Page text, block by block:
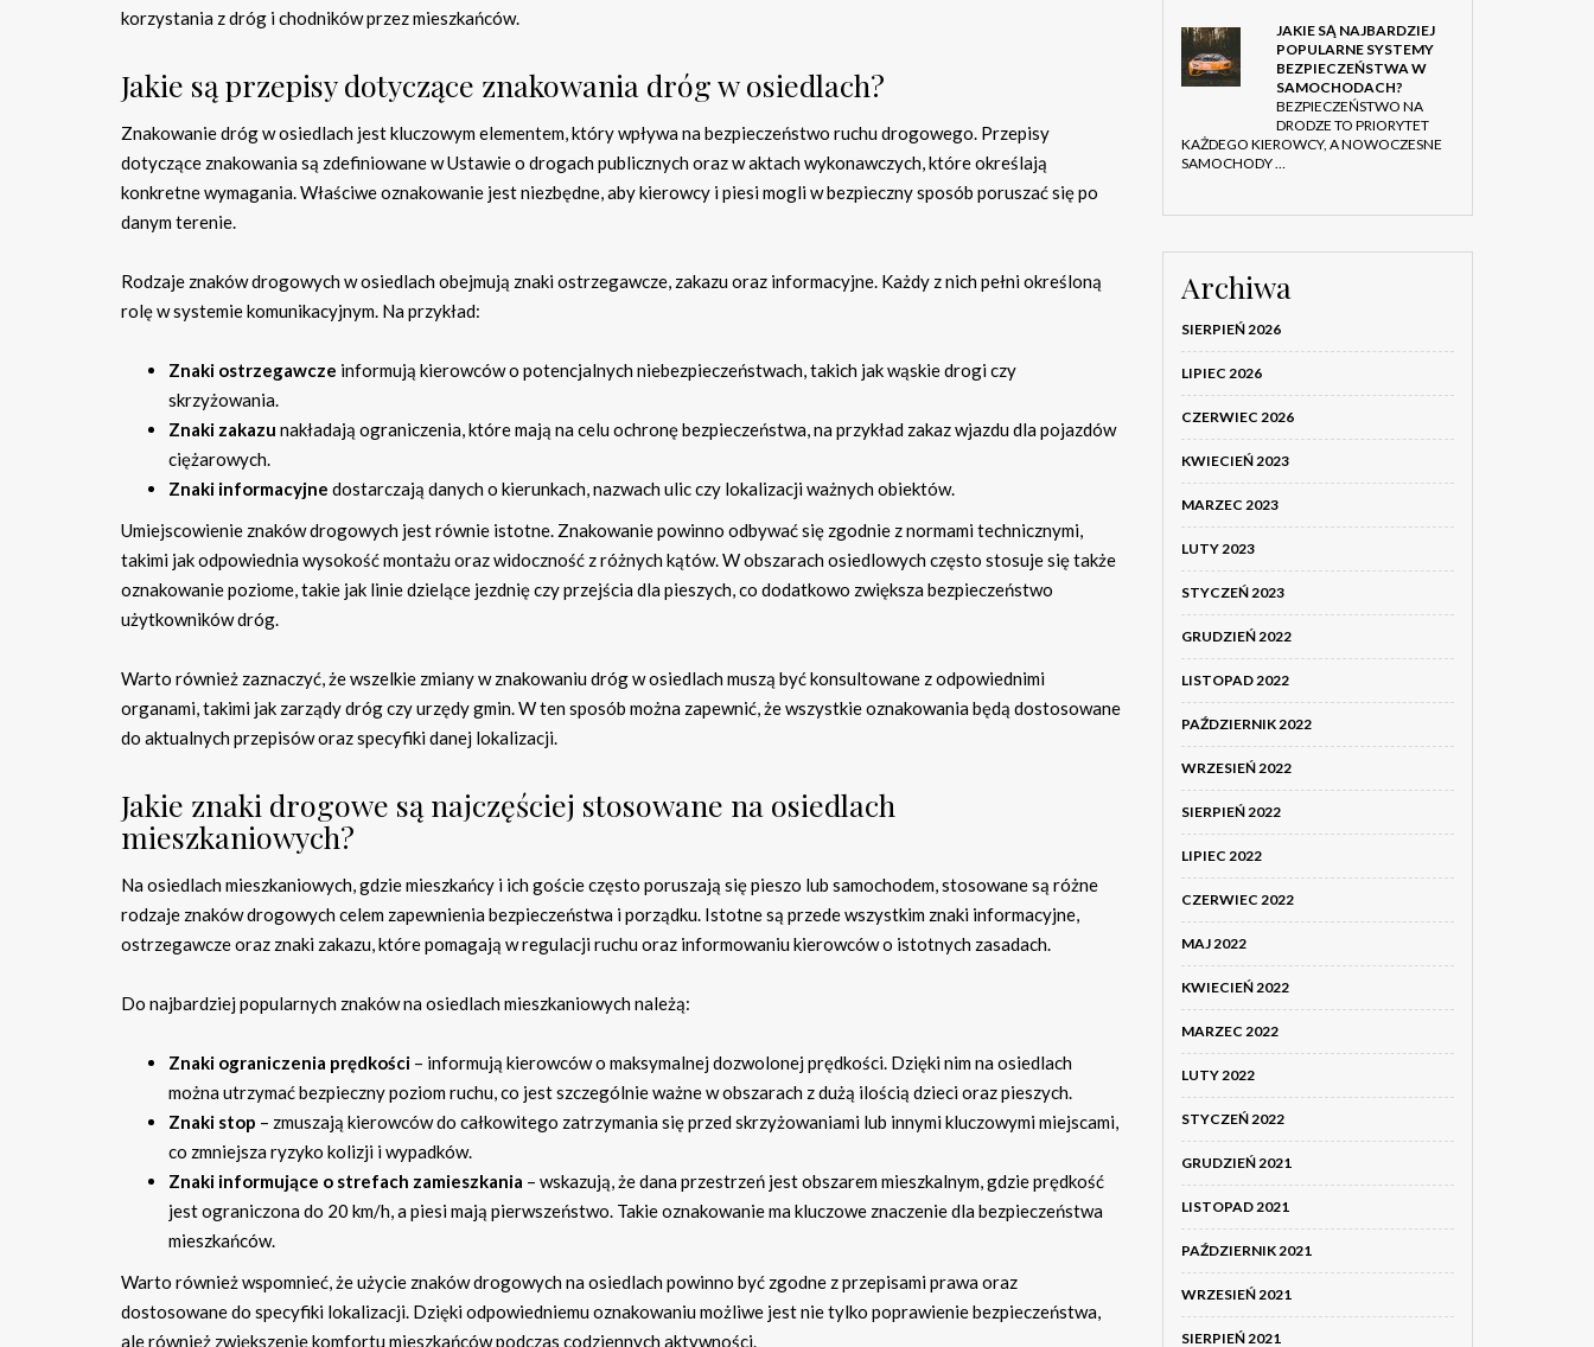
korzystania z dróg i chodników przez mieszkańców.
Jakie są przepisy dotyczące znakowania dróg w osiedlach?
Znakowanie dróg w osiedlach jest kluczowym elementem, który wpływa na bezpieczeństwo ruchu drogowego. Przepisy
dotyczące znakowania są zdefiniowane w Ustawie o drogach publicznych oraz w aktach wykonawczych, które określają
konkretne wymagania. Właściwe oznakowanie jest niezbędne, aby kierowcy i piesi mogli w bezpieczny sposób poruszać się po
danym terenie.
Rodzaje znaków drogowych w osiedlach obejmują znaki ostrzegawcze, zakazu oraz informacyjne. Każdy z nich pełni określoną
rolę w systemie komunikacyjnym. Na przykład:
Znaki ostrzegawcze informują kierowców o potencjalnych niebezpieczeństwach, takich jak wąskie drogi czy
skrzyżowania.
Znaki zakazu nakładają ograniczenia, które mają na celu ochronę bezpieczeństwa, na przykład zakaz wjazdu dla pojazdów
ciężarowych.
Znaki informacyjne dostarczają danych o kierunkach, nazwach ulic czy lokalizacji ważnych obiektów.
Umiejscowienie znaków drogowych jest równie istotne. Znakowanie powinno odbywać się zgodnie z normami technicznymi,
takimi jak odpowiednia wysokość montażu oraz widoczność z różnych kątów. W obszarach osiedlowych często stosuje się także
oznakowanie poziome, takie jak linie dzielące jezdnię czy przejścia dla pieszych, co dodatkowo zwiększa bezpieczeństwo
użytkowników dróg.
Warto również zaznaczyć, że wszelkie zmiany w znakowaniu dróg w osiedlach muszą być konsultowane z odpowiednimi
organami, takimi jak zarządy dróg czy urzędy gmin. W ten sposób można zapewnić, że wszystkie oznakowania będą dostosowane
do aktualnych przepisów oraz specyfiki danej lokalizacji.
Jakie znaki drogowe są najczęściej stosowane na osiedlach
mieszkaniowych?
Na osiedlach mieszkaniowych, gdzie mieszkańcy i ich goście często poruszają się pieszo lub samochodem, stosowane są różne
rodzaje znaków drogowych celem zapewnienia bezpieczeństwa i porządku. Istotne są przede wszystkim znaki informacyjne,
ostrzegawcze oraz znaki zakazu, które pomagają w regulacji ruchu oraz informowaniu kierowców o istotnych zasadach.
Do najbardziej popularnych znaków na osiedlach mieszkaniowych należą:
Znaki ograniczenia prędkości – informują kierowców o maksymalnej dozwolonej prędkości. Dzięki nim na osiedlach
można utrzymać bezpieczny poziom ruchu, co jest szczególnie ważne w obszarach z dużą ilością dzieci oraz pieszych.
Znaki stop – zmuszają kierowców do całkowitego zatrzymania się przed skrzyżowaniami lub innymi kluczowymi miejscami,
co zmniejsza ryzyko kolizji i wypadków.
Znaki informujące o strefach zamieszkania – wskazują, że dana przestrzeń jest obszarem mieszkalnym, gdzie prędkość
jest ograniczona do 20 km/h, a piesi mają pierwszeństwo. Takie oznakowanie ma kluczowe znaczenie dla bezpieczeństwa
mieszkańców.
Warto również wspomnieć, że użycie znaków drogowych na osiedlach powinno być zgodne z przepisami prawa oraz
dostosowane do specyfiki lokalizacji. Dzięki odpowiedniemu oznakowaniu możliwe jest nie tylko poprawienie bezpieczeństwa,
ale również zwiększenie komfortu mieszkańców podczas codziennych aktywności.
JAKIE SĄ NAJBARDZIEJ
POPULARNE SYSTEMY
BEZPIECZEŃSTWA W
SAMOCHODACH?
BEZPIECZEŃSTWO NA
DRODZE TO PRIORYTET
KAŻDEGO KIEROWCY, A NOWOCZESNE
SAMOCHODY …
Archiwa
SIERPIEŃ 2026
LIPIEC 2026
CZERWIEC 2026
KWIECIEŃ 2023
MARZEC 2023
LUTY 2023
STYCZEŃ 2023
GRUDZIEŃ 2022
LISTOPAD 2022
PAŹDZIERNIK 2022
WRZESIEŃ 2022
SIERPIEŃ 2022
LIPIEC 2022
CZERWIEC 2022
MAJ 2022
KWIECIEŃ 2022
MARZEC 2022
LUTY 2022
STYCZEŃ 2022
GRUDZIEŃ 2021
LISTOPAD 2021
PAŹDZIERNIK 2021
WRZESIEŃ 2021
SIERPIEŃ 2021